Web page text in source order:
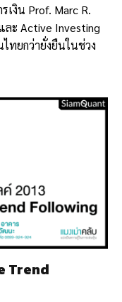
เงิน Prof. Marc R.
ละ Active Investing
ทยกว่ายั่งยืนในช่วง
Trend